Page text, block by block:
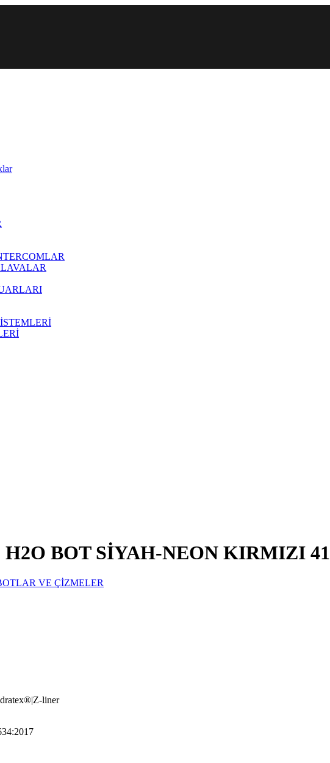
BOT SİYAH-NEON KIRMIZI 41
VE ÇİZMELER
liner